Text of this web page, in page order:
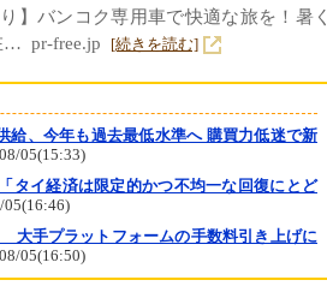
】バンコク専用車で快適な旅を！暑く
… pr-free.jp
[続きを読む]
給、今年も過去最低水準へ 購買力低迷で新
05(15:33)
タイ経済は限定的かつ不均一な回復にとど
05(16:46)
大手プラットフォームの手数料引き上げに
05(16:50)